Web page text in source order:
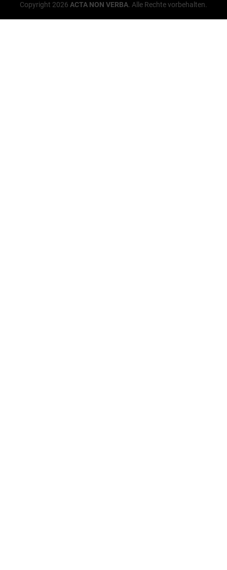
Copyright 2026 ACTA NON VERBA. Alle Rechte vorbehalten.